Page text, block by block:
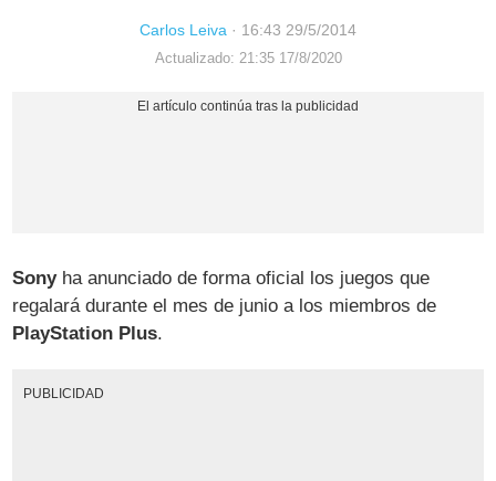
Carlos Leiva · 16:43 29/5/2014
Actualizado: 21:35 17/8/2020
Sonyha anunciado de forma oficial los juegos que
regalará durante el mes de junio a los miembros de
PlayStation Plus.
PUBLICIDAD